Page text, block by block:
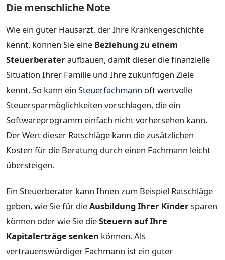
Die menschliche Note
Wie ein guter Hausarzt, der Ihre Krankengeschichte
kennt, können Sie eine Beziehung zu einem
Steuerberateraufbauen, damit dieser die finanzielle
Situation Ihrer Familie und Ihre zukünftigen Ziele
kennt. So kann ein Steuerfachmann oft wertvolle
Steuersparmöglichkeiten vorschlagen, die ein
Softwareprogramm einfach nicht vorhersehen kann.
Der Wert dieser Ratschläge kann die zusätzlichen
Kosten für die Beratung durch einen Fachmann leicht
übersteigen.
Ein Steuerberater kann Ihnen zum Beispiel Ratschläge
geben, wie Sie für dieAusbildung Ihrer Kindersparen
können oder wie Sie dieSteuern auf Ihre
Kapitalerträge senken können. Als
vertrauenswürdiger Fachmann ist ein guter